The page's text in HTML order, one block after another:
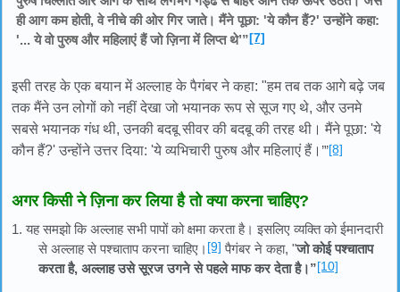
ही आग कम होती, वे नीचे की ओर गिर जाते। मैंने पूछा: 'ये कौन हैं?' उन्होंने कहा:
'... ये वो पुरुष और महिलाएं हैं जो ज़िना में लिप्त थे’”[7]
इसी तरह के एक बयान में अल्लाह के पैगंबर ने कहा: "हम तब तक आगे बढ़े जब
तक मैंने उन लोगों को नहीं देखा जो भयानक रूप से सूज गए थे, और उनमे
सबसे भयानक गंध थी, उनकी बदबू सीवर की बदबू की तरह थी। मैंने पूछा: 'ये
कौन हैं?' उन्होंने उत्तर दिया: 'ये व्यभिचारी पुरुष और महिलाएं हैं। ’”[8]
अगर किसी ने ज़िना कर लिया है तो क्या करना चाहिए?
1. यह समझो कि अल्लाह सभी पापों को क्षमा करता है। इसलिए व्यक्ति को ईमानदारी
से अल्लाह से पश्चाताप करना चाहिए। [9] पैगंबर ने कहा, "जो कोई पश्चाताप
करता है, अल्लाह उसे सूरज उगने से पहले माफ कर देता है।”[10]